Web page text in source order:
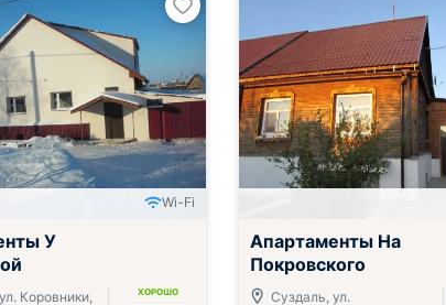
Wi-Fi
У
Коровники, ХОРОШО
Апартаменты На
Покровского
Суздаль, ул.